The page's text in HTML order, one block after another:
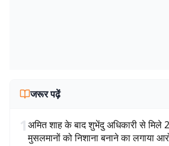
जरूर पढ़ें
1अमित शाह के बाद शुभेंदु अधिकारी से मिले
मुसलमानों को निशाना बनाने का लगाया